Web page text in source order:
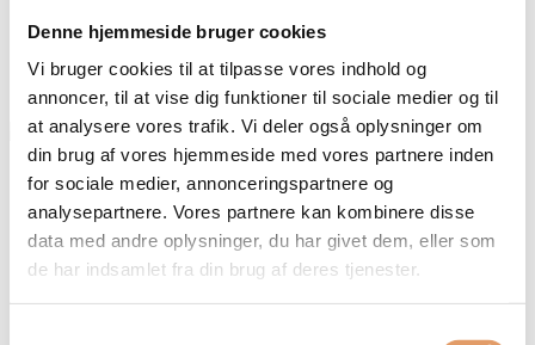
Denne hjemmeside bruger cookies
Vi bruger cookies til at tilpasse vores indhold og
annoncer, til at vise dig funktioner til sociale medier og til
at analysere vores trafik. Vi deler også oplysninger om
din brug af vores hjemmeside med vores partnere inden
for sociale medier, annonceringspartnere og
analysepartnere. Vores partnere kan kombinere disse
data med andre oplysninger, du har givet dem, eller som
de har indsamlet fra din brug af deres tjenester.
Her har vi hjulpet en kunde i Hillerød med at give
gulvene en kærlig hånd. Gulv og trappetrin har fået
Totalrenovering af badeværelse
Komplet badeværelsesrenovering, hvor vi varetager
hele processen fra nedrivning til slutfinish. Med os
som totalentreprenør får du en løsning, der